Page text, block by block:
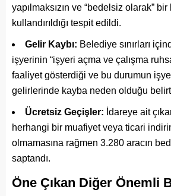
yapılmaksızın ve “bedelsiz olarak”
kullandırıldığı tespit edildi.
Gelir Kaybı: Belediye sınırları
işyerinin “işyeri açma ve çalışma
faaliyet gösterdiği ve bu durumun
gelirlerinde kayba neden olduğu
Ücretsiz Geçişler: İdareye ait
herhangi bir muafiyet veya ticari
olmamasına rağmen 3.280 aracın
saptandı.
Öne Çıkan Diğer Önemli